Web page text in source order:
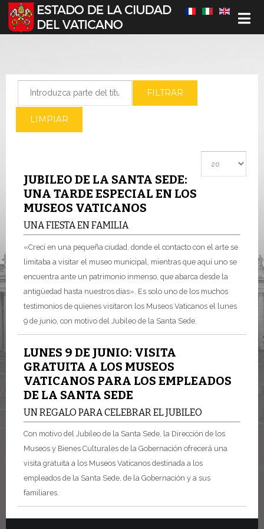
Seleccione su idioma
FILTRAR
LIMPIAR
JUBILEO DE LA SANTA SEDE:
UNA TARDE ESPECIAL EN LOS
MUSEOS VATICANOS
UNA FIESTA EN FAMILIA
«Crecí en una pequeña ciudad, donde el contacto con el arte se
limitaba a visitar el museo municipal, mientras que aquí uno se
encuentra ante un patrimonio inmenso, que abarca desde la
antigüedad hasta nuestros días». Es solo uno de los muchos
testimonios de quienes visitaron los Museos Vaticanos el lunes
9 de junio, con motivo del Jubileo de la Santa Sede.
LUNES 9 DE JUNIO: VISITA
GRATUITA A LOS MUSEOS
VATICANOS PARA LOS EMPLEADOS
DE LA SANTA SEDE
UN REGALO PARA CELEBRAR EL JUBILEO
Con motivo del Jubileo de la Santa Sede, la Dirección de los
Museos y Bienes Culturales de la Gobernación ofrecerá una
visita gratuita a los Museos Vaticanos destinada a los
empleados de la Santa Sede, de la Gobernación y a sus
familiares.